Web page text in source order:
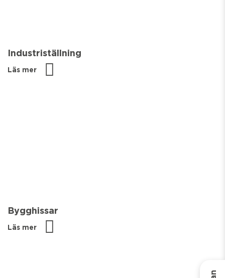
Industriställning
Läs mer
Bygghissar
Läs mer